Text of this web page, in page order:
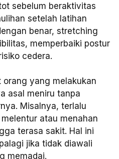
sebelum beraktivitas
setelah latihan
benar, stretching
memperbaiki postur
cedera.
yang melakukan
asal meniru tanpa
Misalnya, terlalu
atau menahan
terasa sakit. Hal ini
jika tidak diawali
memadai.